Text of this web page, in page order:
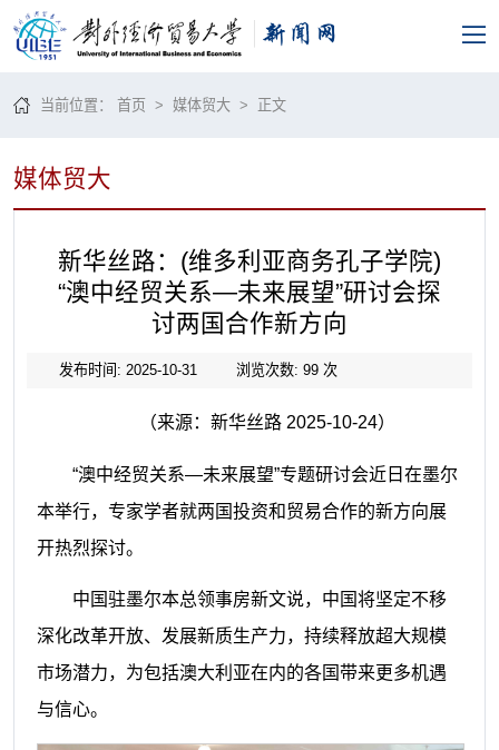
当前位置：首页 >媒体贸大 > 正文
媒体贸大
新华丝路：(维多利亚商务孔子学院)
“澳中经贸关系—未来展望”研讨会探
讨两国合作新方向
发布时间: 2025-10-31 浏览次数: 99次
（来源：新华丝路 2025-10-24）
“澳中经贸关系—未来展望”专题研讨会近日在墨尔
本举行，专家学者就两国投资和贸易合作的新方向展
开热烈探讨。
中国驻墨尔本总领事房新文说，中国将坚定不移
深化改革开放、发展新质生产力，持续释放超大规模
市场潜力，为包括澳大利亚在内的各国带来更多机遇
与信心。